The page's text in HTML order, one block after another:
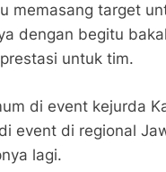
memasang target
dengan begitu
untuk tim.
di event kejurda
event di regional
lagi.